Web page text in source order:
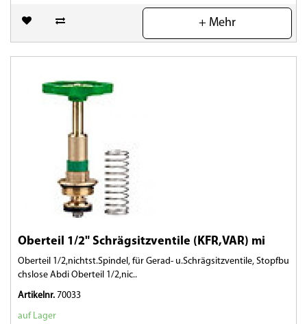
(0)
+ Mehr
Oberteil 1/2" Schrägsitzventile (KFR,VAR) mi
Oberteil 1/2,nichtst.Spindel, für Gerad- u.Schrägsitzventile, Stopfbu
chslose Abdi Oberteil 1/2,nic..
Artikelnr. 70033
auf Lager